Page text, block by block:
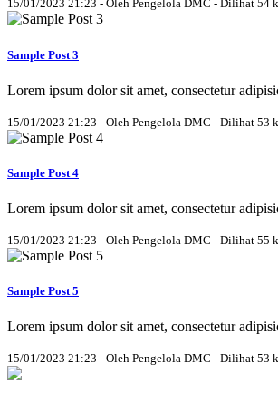
15/01/2023 21:23 - Oleh Pengelola DMC - Dilihat 54
Sample Post 3
Lorem ipsum dolor sit amet, consectetur
15/01/2023 21:23 - Oleh Pengelola DMC - Dilihat 53
Sample Post 4
Lorem ipsum dolor sit amet, consectetur
15/01/2023 21:23 - Oleh Pengelola DMC - Dilihat 55
Sample Post 5
Lorem ipsum dolor sit amet, consectetur
15/01/2023 21:23 - Oleh Pengelola DMC - Dilihat 53